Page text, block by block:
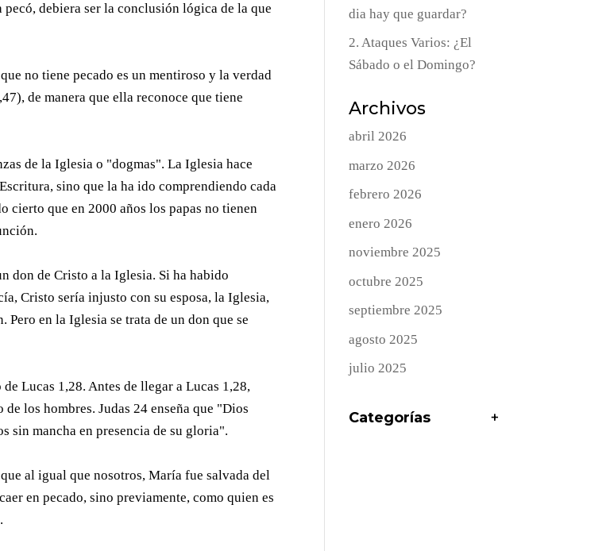
debiera ser la conclusión lógica de la que
no tiene pecado es un mentiroso y la verdad
de manera que ella reconoce que tiene
de la Iglesia o "dogmas". La Iglesia hace
sino que la ha ido comprendiendo cada
cierto que en 2000 años los papas no tienen
don de Cristo a la Iglesia. Si ha habido
Cristo sería injusto con su esposa, la Iglesia,
en la Iglesia se trata de un don que se
Lucas 1,28. Antes de llegar a Lucas 1,28,
los hombres. Judas 24 enseña que "Dios
sin mancha en presencia de su gloria".
al igual que nosotros, María fue salvada del
en pecado, sino previamente, como quien es
dia hay que guardar?
2. Ataques Varios: ¿El
Sábado o el Domingo?
Archivos
abril 2026
marzo 2026
febrero 2026
enero 2026
noviembre 2025
octubre 2025
septiembre 2025
agosto 2025
julio 2025
Categorías +